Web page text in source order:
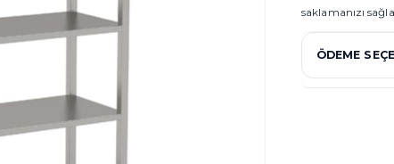
saklamanızı
ÖDEME